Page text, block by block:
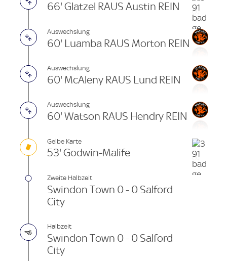
66' Glatzel RAUS Austin REIN
Auswechslung
60' Luamba RAUS Morton REIN
Auswechslung
60' McAleny RAUS Lund REIN
Auswechslung
60' Watson RAUS Hendry REIN
Gelbe Karte
53' Godwin-Malife
Zweite Halbzeit
Swindon Town 0 - 0 Salford
City
Halbzeit
Swindon Town 0 - 0 Salford
City